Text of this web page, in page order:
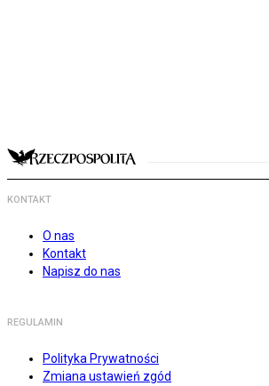
KONTAKT
O nas
Kontakt
Napisz do nas
REGULAMIN
Polityka Prywatności
Zmiana ustawień zgód